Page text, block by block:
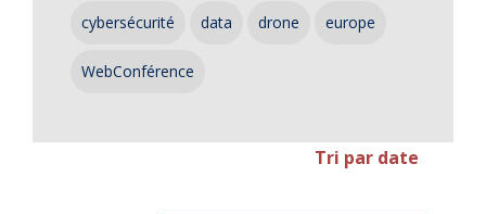
cybersécurité data drone europe
WebConférence
Tri par date